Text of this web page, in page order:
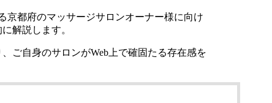
京都府のマッサージサロンオーナー様に向け
解説します。
ご自身のサロンがWeb上で確固たる存在感を